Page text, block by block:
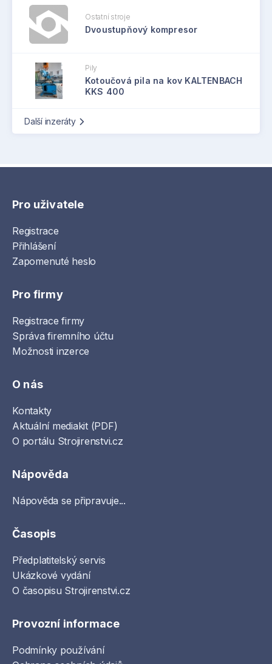
Ostatní stroje
Dvoustupňový kompresor
Pily
Kotoučová pila na kov KALTENBACH
KKS 400
Další inzeráty
Pro uživatele
Registrace
Přihlášení
Zapomenuté heslo
Pro firmy
Registrace firmy
Správa firemního účtu
Možnosti inzerce
O nás
Kontakty
Aktuální mediakit (PDF)
O portálu Strojirenstvi.cz
Nápověda
Nápověda se připravuje...
Časopis
Předplatitelský servis
Ukázkové vydání
O časopisu Strojirenstvi.cz
Provozní informace
Podmínky používání